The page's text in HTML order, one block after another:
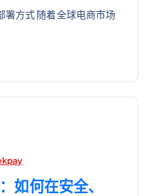
署方式 随着全球电商市场
如何在安全、